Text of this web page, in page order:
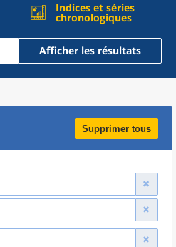
Indices et séries
chronologiques
Afficher les résultats
Supprimer tous